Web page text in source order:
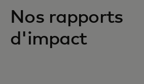
Nos rapports
d'impact